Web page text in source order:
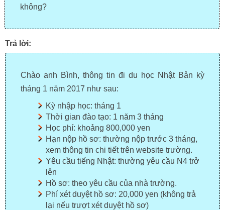
không?
Trả lời:
Chào anh Bình, thông tin đi du học Nhật Bản kỳ
tháng 1 năm 2017 như sau:
Kỳ nhập học: tháng 1
Thời gian đào tạo: 1 năm 3 tháng
Học phí: khoảng 800,000 yen
Hạn nộp hồ sơ: thường nộp trước 3 tháng,
xem thông tin chi tiết trên website trường.
Yêu cầu tiếng Nhật: thường yêu cầu N4 trở
lên
Hồ sơ: theo yêu cầu của nhà trường.
Phí xét duyệt hồ sơ: 20,000 yen (không trả
lại nếu trượt xét duyệt hồ sơ)